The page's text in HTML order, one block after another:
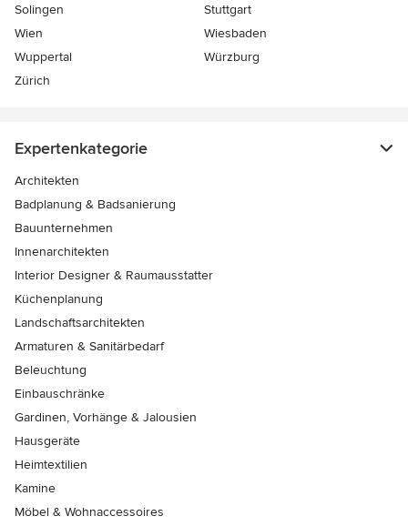
Solingen
Stuttgart
Wien
Wiesbaden
Wuppertal
Würzburg
Zürich
Expertenkategorie
Architekten
Badplanung & Badsanierung
Bauunternehmen
Innenarchitekten
Interior Designer & Raumausstatter
Küchenplanung
Landschaftsarchitekten
Armaturen & Sanitärbedarf
Beleuchtung
Einbauschränke
Gardinen, Vorhänge & Jalousien
Hausgeräte
Heimtextilien
Kamine
Möbel & Wohnaccessoires